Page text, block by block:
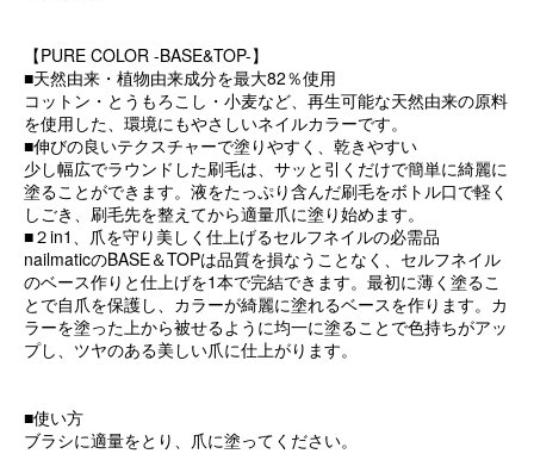
【PURE COLOR -BASE&TOP-】
■天然由来・植物由来成分を最大82％使用
コットン・とうもろこし・小麦など、再生可能な天然由来の原料
を使用した、環境にもやさしいネイルカラーです。
■伸びの良いテクスチャーで塗りやすく、乾きやすい
少し幅広でラウンドした刷毛は、サッと引くだけで簡単に綺麗に
塗ることができます。液をたっぷり含んだ刷毛をボトル口で軽く
しごき、刷毛先を整えてから適量爪に塗り始めます。
■２in1、爪を守り美しく仕上げるセルフネイルの必需品
nailmaticのBASE＆TOPは品質を損なうことなく、セルフネイル
のベース作りと仕上げを1本で完結できます。最初に薄く塗るこ
とで自爪を保護し、カラーが綺麗に塗れるベースを作ります。カ
ラーを塗った上から被せるように均一に塗ることで色持ちがアッ
プし、ツヤのある美しい爪に仕上がります。
■使い方
ブラシに適量をとり、爪に塗ってください。